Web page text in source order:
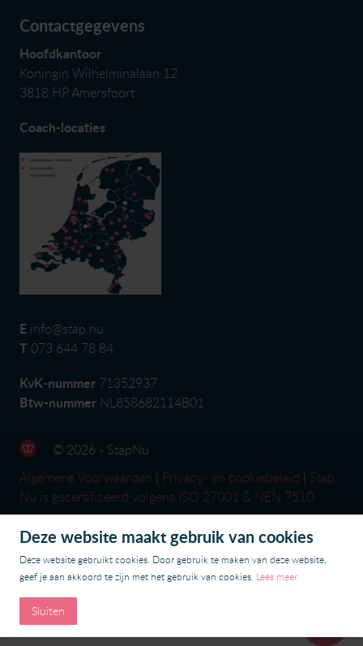
Contactgegevens
Hoofdkantoor
Koningin Wilhelminalaan 12
3818 HP Amersfoort
Coach-locaties
E info@stap.nu
T 073 644 78 84
KvK-nummer 71352937
Btw-nummer NL858682114B01
© 2026 - StapNu
Algemene Voorwaarden
Privacy- en cookiebeleid
Stap
Nu is gecertificeerd volgens ISO 27001 & NEN 7510
Deze website maakt gebruik van cookies
Deze website gebruikt cookies. Door gebruik te maken van deze website,
geef je aan akkoord te zijn met het gebruik van cookies. Lees meer
Sluiten